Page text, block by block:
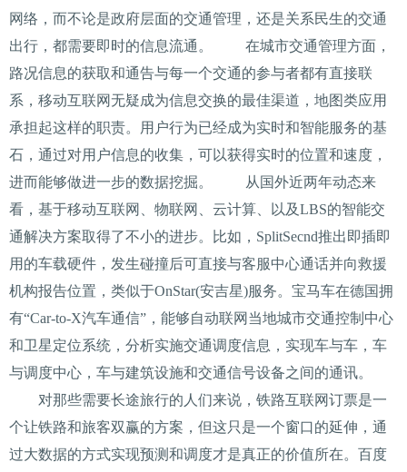
网络，而不论是政府层面的交通管理，还是关系民生的交通
出行，都需要即时的信息流通。 在城市交通管理方面，
路况信息的获取和通告与每一个交通的参与者都有直接联
系，移动互联网无疑成为信息交换的最佳渠道，地图类应用
承担起这样的职责。用户行为已经成为实时和智能服务的基
石，通过对用户信息的收集，可以获得实时的位置和速度，
进而能够做进一步的数据挖掘。 从国外近两年动态来
看，基于移动互联网、物联网、云计算、以及LBS的智能交
通解决方案取得了不小的进步。比如，SplitSecnd推出即插即
用的车载硬件，发生碰撞后可直接与客服中心通话并向救援
机构报告位置，类似于OnStar(安吉星)服务。宝马车在德国拥
有“Car-to-X汽车通信”，能够自动联网当地城市交通控制中心
和卫星定位系统，分析实施交通调度信息，实现车与车，车
与调度中心，车与建筑设施和交通信号设备之间的通讯。
对那些需要长途旅行的人们来说，铁路互联网订票是一
个让铁路和旅客双赢的方案，但这只是一个窗口的延伸，通
过大数据的方式实现预测和调度才是真正的价值所在。百度